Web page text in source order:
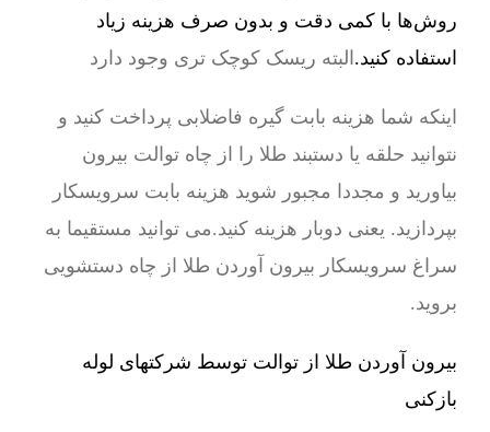
روش‌ها با کمی دقت و بدون صرف هزینه زیاد
استفاده کنید.البته ریسک کوچک تری وجود دارد
اینکه شما هزینه بابت گیره فاضلابی پرداخت کنید و
نتوانید حلقه یا دستبند طلا را از چاه توالت بیرون
بیاورید و مجددا مجبور شوید هزینه بابت سرویسکار
بپردازید. یعنی دوبار هزینه کنید.می توانید مستقیما به
سراغ سرویسکار بیرون آوردن طلا از چاه دستشویی
بروید.
بیرون آوردن طلا از توالت توسط شرکتهای لوله
بازکنی